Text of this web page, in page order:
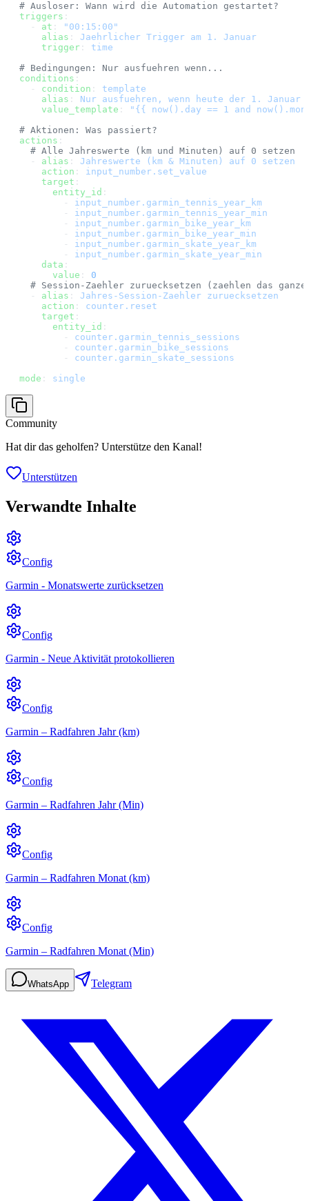
# Ausloser: Wann wird die Automation gestartet?
triggers :
  -
at :
"00:15:00"
    alias
: Jaehrlicher Trigger am 1. Januar
    trigger
: time
# Bedingungen: Nur ausfuehren wenn...
conditions :
  -
condition : template
    alias
: Nur ausfuehren, wenn heute der 1.
    value_template
:
"{{ now().day == 1 and
# Aktionen: Was passiert?
actions :
  # Alle Jahreswerte (km und Minuten) auf 0 setzen
  -
alias : Jahreswerte (km & Minuten) auf 0 setzen
    action
: input_number.set_value
    target
:
      entity_id
:
        -
input_number.garmin_tennis_year_km
        -
input_number.garmin_tennis_year_min
        -
input_number.garmin_bike_year_km
        -
input_number.garmin_bike_year_min
        -
input_number.garmin_skate_year_km
        -
input_number.garmin_skate_year_min
    data
:
      value
: 0
# Session-Zaehler zuruecksetzen (zaehlen das
  -
alias : Jahres-Session-Zaehler zuruecksetzen
    action
: counter.reset
    target
:
      entity_id
:
        -
counter.garmin_tennis_sessions
        -
counter.garmin_bike_sessions
        -
counter.garmin_skate_sessions
mode : single
Community
Hat dir das geholfen? Unterstütze den Kanal!
Unterstützen
Verwandte Inhalte
Config
Garmin - Monatswerte zurücksetzen
Config
Garmin - Neue Aktivität protokollieren
Config
Garmin – Radfahren Jahr (km)
Config
Garmin – Radfahren Jahr (Min)
Config
Garmin – Radfahren Monat (km)
Config
Garmin – Radfahren Monat (Min)
WhatsApp Telegram